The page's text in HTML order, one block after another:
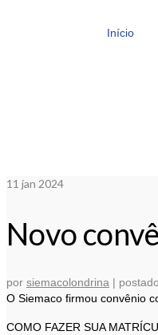
Início
11 jan 2024
Novo
por siemacolondrina |
O Siemaco firmou convênio
COMO FAZER SUA